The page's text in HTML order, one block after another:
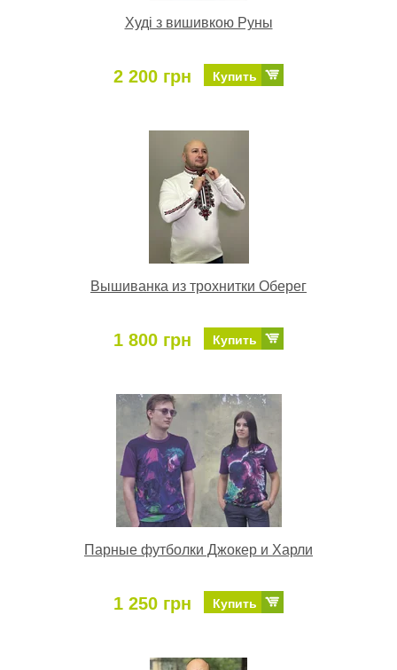
Худі з вишивкою Руны
2 200 грн Купить
Вышиванка из трохнитки Оберег
1 800 грн Купить
Парные футболки Джокер и Харли
1 250 грн Купить